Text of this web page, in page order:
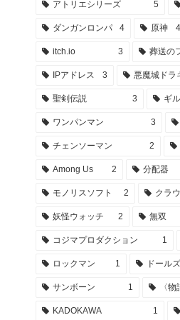
アトリエシリーズ 5
ダンガンロンパ 4 原神 4
itch.io 3 葬送の
IPアドレス 3 悪魔城ドラ
聖剣伝説 3 ギ
ワンパンマン 3
チェンソーマン 2
Among Us 2 分配器
モノリスソフト 2 クラ
妖怪ウォッチ 2 無双
コジマプロダクション 1
ロックマン 1 ドール
サンボーン 1 〈
KADOKAWA 1